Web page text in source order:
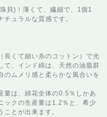
貝)！薄くて、繊細で、1個1
ュラルな質感です。
長くて細い糸のコットン）で光
て、インド綿は、天然の油脂群
のムメリ感と柔らかな風合いを
量は、綿花全体の0.5％しかあ
ックの生産量は1.2％と、希少
とが出来ます。